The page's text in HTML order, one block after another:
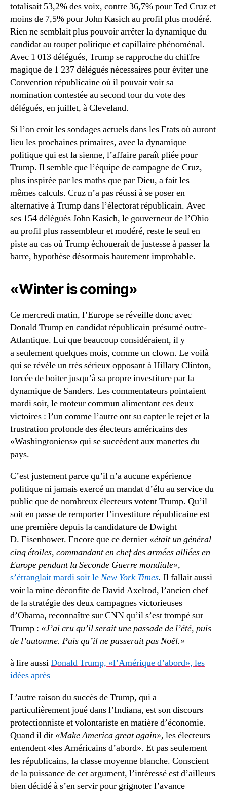
totalisait 53,2% des voix, contre 36,7% pour Ted Cruz et
moins de 7,5% pour John Kasich au profil plus modéré.
Rien ne semblait plus pouvoir arrêter la dynamique du
candidat au toupet politique et capillaire phénoménal.
Avec 1 013 délégués, Trump se rapproche du chiffre
magique de 1 237 délégués nécessaires pour éviter une
Convention républicaine où il pouvait voir sa
nomination contestée au second tour du vote des
délégués, en juillet, à Cleveland.
Si l’on croit les sondages actuels dans les Etats où auront
lieu les prochaines primaires, avec la dynamique
politique qui est la sienne, l’affaire paraît pliée pour
Trump. Il semble que l’équipe de campagne de Cruz,
plus inspirée par les maths que par Dieu, a fait les
mêmes calculs. Cruz n’a pas réussi à se poser en
alternative à Trump dans l’électorat républicain. Avec
ses 154 délégués John Kasich, le gouverneur de l’Ohio
au profil plus rassembleur et modéré, reste le seul en
piste au cas où Trump échouerait de justesse à passer la
barre, hypothèse désormais hautement improbable.
«Winter is coming»
Ce mercredi matin, l’Europe se réveille donc avec
Donald Trump en candidat républicain présumé outre-
Atlantique. Lui que beaucoup considéraient, il y
a seulement quelques mois, comme un clown. Le voilà
qui se révèle un très sérieux opposant à Hillary Clinton,
forcée de boiter jusqu’à sa propre investiture par la
dynamique de Sanders. Les commentateurs pointaient
mardi soir, le moteur commun alimentant ces deux
victoires : l’un comme l’autre ont su capter le rejet et la
frustration profonde des électeurs américains des
«Washingtoniens» qui se succèdent aux manettes du
pays.
C’est justement parce qu’il n’a aucune expérience
politique ni jamais exercé un mandat d’élu au service du
public que de nombreux électeurs votent Trump. Qu’il
soit en passe de remporter l’investiture républicaine est
une première depuis la candidature de Dwight
D. Eisenhower. Encore que ce dernier «était un général
cinq étoiles, commandant en chef des armées alliées en
Europe pendant la Seconde Guerre mondiale»,
s’étranglait mardi soir leNew York Times. Il fallait aussi
voir la mine déconfite de David Axelrod, l’ancien chef
de la stratégie des deux campagnes victorieuses
d’Obama, reconnaître sur CNN qu’il s’est trompé sur
Trump : «J’ai cru qu’il serait une passade de l’été, puis
de l’automne. Puis qu’il ne passerait pas Noël.»
à lire aussiDonald Trump, «l’Amérique d’abord», les
idées après
L’autre raison du succès de Trump, qui a
particulièrement joué dans l’Indiana, est son discours
protectionniste et volontariste en matière d’économie.
Quand il dit «Make America great again», les électeurs
entendent «les Américains d’abord». Et pas seulement
les républicains, la classe moyenne blanche. Conscient
de la puissance de cet argument, l’intéressé est d’ailleurs
bien décidé à s’en servir pour grignoter l’avance